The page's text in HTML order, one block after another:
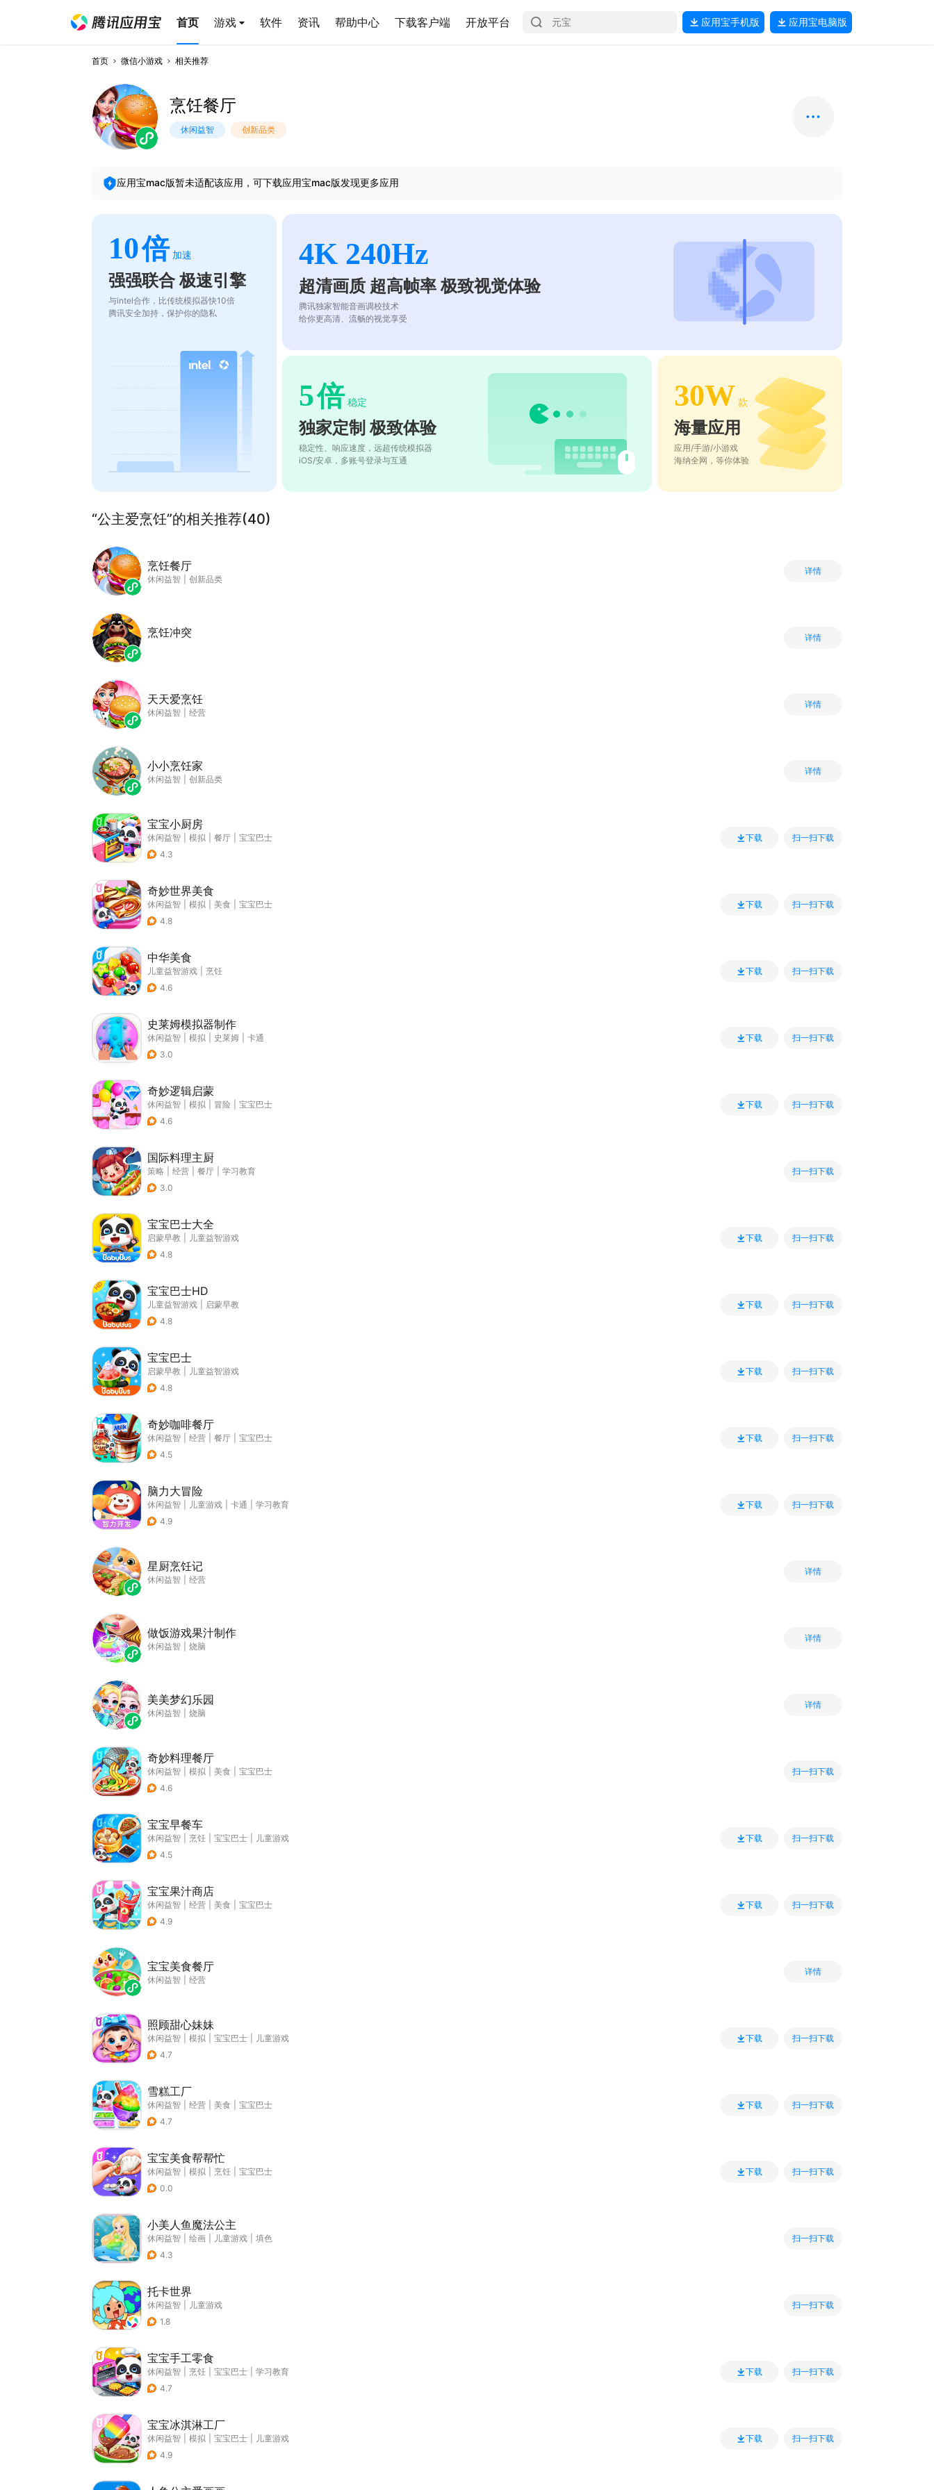
首页 游戏 软件 资讯 帮助中心 下载客户端 开放平台 应用宝手机版 应用宝电脑版
首页 微信小游戏 相关推荐
烹饪餐厅
休闲益智 创新品类
应用宝mac版暂未适配该应用，可下载应用宝mac版发现更多应用
10倍 加速
强强联合 极速引擎
与intel合作，比传统模拟器快10倍
腾讯安全加持，保护你的隐私
4K 240Hz
超清画质 超高帧率 极致视觉体验
腾讯独家智能音画调校技术
给你更高清、流畅的视觉享受
5倍 稳定
独家定制 极致体验
稳定性、响应速度，远超传统模拟器
iOS/安卓，多账号登录与互通
30W 款
海量应用
应用/手游/小游戏
海纳全网，等你体验
“公主爱烹饪”的相关推荐(40)
烹饪餐厅
休闲益智 创新品类
详情
烹饪冲突 详情
天天爱烹饪
休闲益智 经营
详情
小小烹饪家
休闲益智 创新品类
详情
宝宝小厨房
休闲益智 模拟 餐厅
宝宝巴士
4.3
下载 扫一扫下载
奇妙世界美食
休闲益智 模拟 美食
宝宝巴士
4.8
下载 扫一扫下载
中华美食
儿童益智游戏
烹饪
4.6
下载 扫一扫下载
史莱姆模拟器制作
休闲益智 模拟 史莱姆
卡通
3.0
下载 扫一扫下载
奇妙逻辑启蒙
休闲益智 模拟 冒险
宝宝巴士
4.6
下载 扫一扫下载
国际料理主厨
策略 经营 餐厅
学习教育
3.0
扫一扫下载
宝宝巴士大全
启蒙早教
儿童益智游戏
4.8
下载 扫一扫下载
宝宝巴士HD
儿童益智游戏
启蒙早教
4.8
下载 扫一扫下载
宝宝巴士
启蒙早教
儿童益智游戏
4.8
下载 扫一扫下载
奇妙咖啡餐厅
休闲益智 经营 餐厅
宝宝巴士
4.5
下载 扫一扫下载
脑力大冒险
休闲益智 儿童游戏 卡通
学习教育
4.9
下载 扫一扫下载
星厨烹饪记
休闲益智 经营
详情
做饭游戏果汁制作
休闲益智 烧脑
详情
美美梦幻乐园
休闲益智 烧脑
详情
奇妙料理餐厅
休闲益智 模拟 美食
宝宝巴士
4.6
扫一扫下载
宝宝早餐车
休闲益智 烹饪 宝宝巴士
儿童游戏
4.5
下载 扫一扫下载
宝宝果汁商店
休闲益智 经营 美食
宝宝巴士
4.9
下载 扫一扫下载
宝宝美食餐厅
休闲益智 经营
详情
照顾甜心妹妹
休闲益智 模拟 宝宝巴士
儿童游戏
4.7
下载 扫一扫下载
雪糕工厂
休闲益智 经营 美食
宝宝巴士
4.7
下载 扫一扫下载
宝宝美食帮帮忙
休闲益智 模拟 烹饪
宝宝巴士
0.0
下载 扫一扫下载
小美人鱼魔法公主
休闲益智 绘画 儿童游戏
填色
4.3
扫一扫下载
托卡世界
休闲益智
儿童游戏
1.8
扫一扫下载
宝宝手工零食
休闲益智 烹饪 宝宝巴士
学习教育
4.7
下载 扫一扫下载
宝宝冰淇淋工厂
休闲益智 模拟 宝宝巴士
儿童游戏
4.9
下载 扫一扫下载